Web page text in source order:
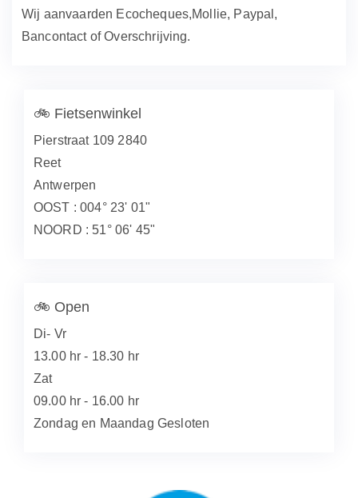
Wij aanvaarden Ecocheques,Mollie, Paypal,
Bancontact of Overschrijving.
🚲 Fietsenwinkel
Pierstraat 109 2840
Reet
Antwerpen
OOST : 004° 23' 01"
NOORD : 51° 06' 45"
🚲 Open
Di- Vr
13.00 hr - 18.30 hr
Zat
09.00 hr - 16.00 hr
Zondag en Maandag Gesloten